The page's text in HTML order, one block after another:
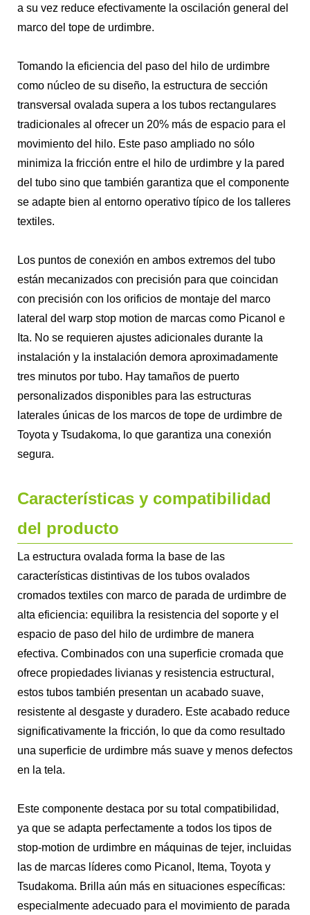
a su vez reduce efectivamente la oscilación general del
marco del tope de urdimbre.
Tomando la eficiencia del paso del hilo de urdimbre
como núcleo de su diseño, la estructura de sección
transversal ovalada supera a los tubos rectangulares
tradicionales al ofrecer un 20% más de espacio para el
movimiento del hilo. Este paso ampliado no sólo
minimiza la fricción entre el hilo de urdimbre y la pared
del tubo sino que también garantiza que el componente
se adapte bien al entorno operativo típico de los talleres
textiles.
Los puntos de conexión en ambos extremos del tubo
están mecanizados con precisión para que coincidan
con precisión con los orificios de montaje del marco
lateral del warp stop motion de marcas como Picanol e
Ita. No se requieren ajustes adicionales durante la
instalación y la instalación demora aproximadamente
tres minutos por tubo. Hay tamaños de puerto
personalizados disponibles para las estructuras
laterales únicas de los marcos de tope de urdimbre de
Toyota y Tsudakoma, lo que garantiza una conexión
segura.
Características y compatibilidad
del producto
La estructura ovalada forma la base de las
características distintivas de los tubos ovalados
cromados textiles con marco de parada de urdimbre de
alta eficiencia: equilibra la resistencia del soporte y el
espacio de paso del hilo de urdimbre de manera
efectiva. Combinados con una superficie cromada que
ofrece propiedades livianas y resistencia estructural,
estos tubos también presentan un acabado suave,
resistente al desgaste y duradero. Este acabado reduce
significativamente la fricción, lo que da como resultado
una superficie de urdimbre más suave y menos defectos
en la tela.
Este componente destaca por su total compatibilidad,
ya que se adapta perfectamente a todos los tipos de
stop-motion de urdimbre en máquinas de tejer, incluidas
las de marcas líderes como Picanol, Itema, Toyota y
Tsudakoma. Brilla aún más en situaciones específicas:
especialmente adecuado para el movimiento de parada